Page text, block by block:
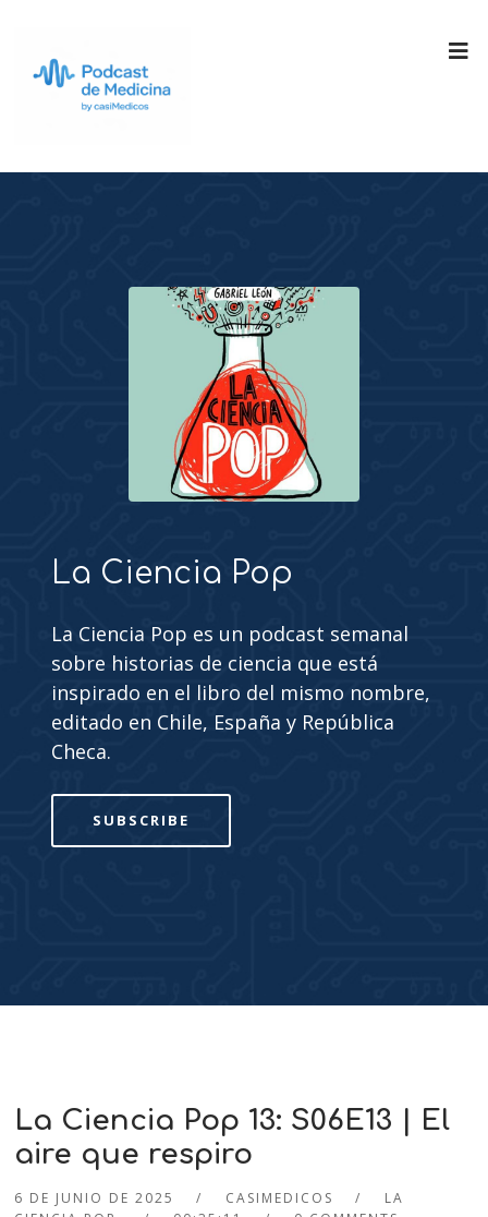
La Ciencia Pop
La Ciencia Pop es un podcast semanal
sobre historias de ciencia que está
inspirado en el libro del mismo nombre,
editado en Chile, España y República
Checa.
SUBSCRIBE
La Ciencia Pop 13: S06E13 | El
aire que respiro
6 DE JUNIO DE 2025 CASIMEDICOS
LA